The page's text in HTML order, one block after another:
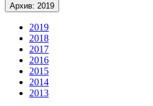
Архив: 2019
2019
2018
2017
2016
2015
2014
2013